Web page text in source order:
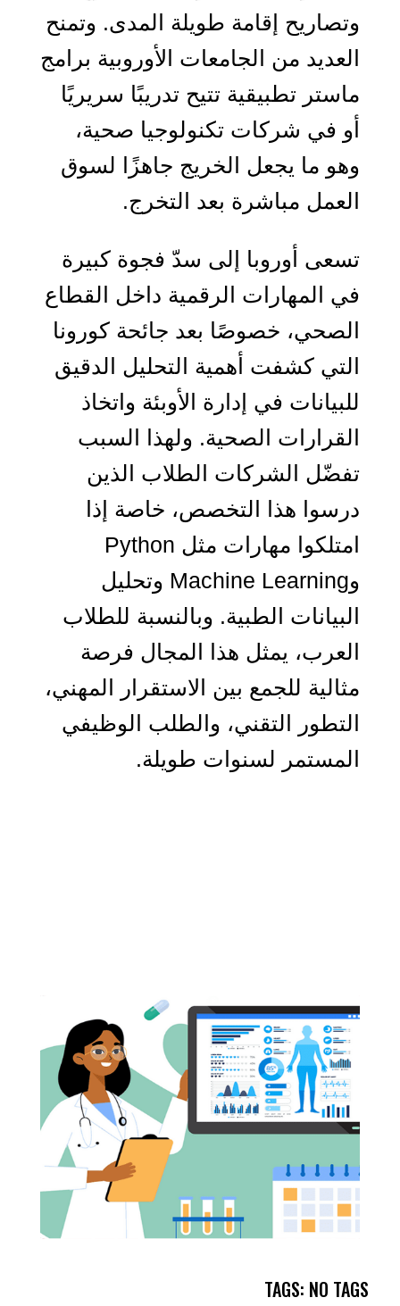
وتصاريح إقامة طويلة المدى. وتمنح
العديد من الجامعات الأوروبية برامج
ماستر تطبيقية تتيح تدريبًا سريريًا
أو في شركات تكنولوجيا صحية،
وهو ما يجعل الخريج جاهزًا لسوق
العمل مباشرة بعد التخرج.
تسعى أوروبا إلى سدّ فجوة كبيرة
في المهارات الرقمية داخل القطاع
الصحي، خصوصًا بعد جائحة كورونا
التي كشفت أهمية التحليل الدقيق
للبيانات في إدارة الأوبئة واتخاذ
القرارات الصحية. ولهذا السبب
تفضّل الشركات الطلاب الذين
درسوا هذا التخصص، خاصة إذا
امتلكوا مهارات مثل Python
وMachine Learning وتحليل
البيانات الطبية. وبالنسبة للطلاب
العرب، يمثل هذا المجال فرصة
مثالية للجمع بين الاستقرار المهني،
التطور التقني، والطلب الوظيفي
المستمر لسنوات طويلة.
TAGS: NO TAGS